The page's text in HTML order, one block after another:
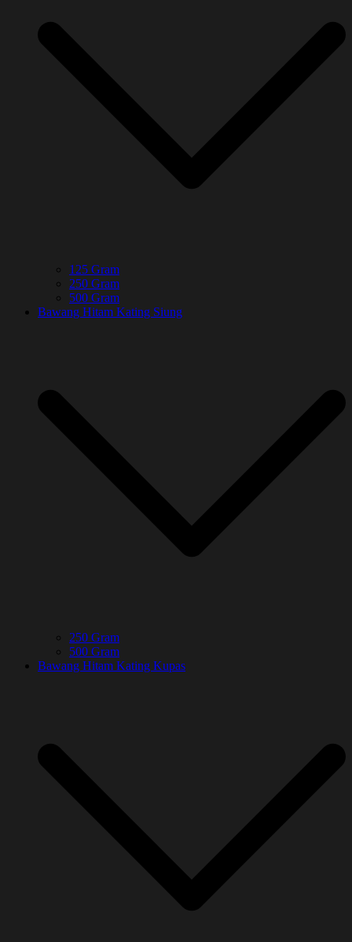
125 Gram
250 Gram
500 Gram
Bawang Hitam Kating Siung
250 Gram
500 Gram
Bawang Hitam Kating Kupas